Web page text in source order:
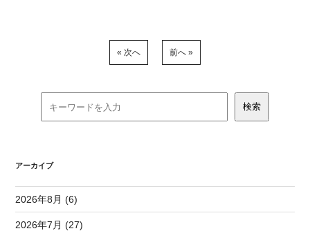
« 次へ 前へ »
アーカイブ
2026年8月 (6)
2026年7月 (27)